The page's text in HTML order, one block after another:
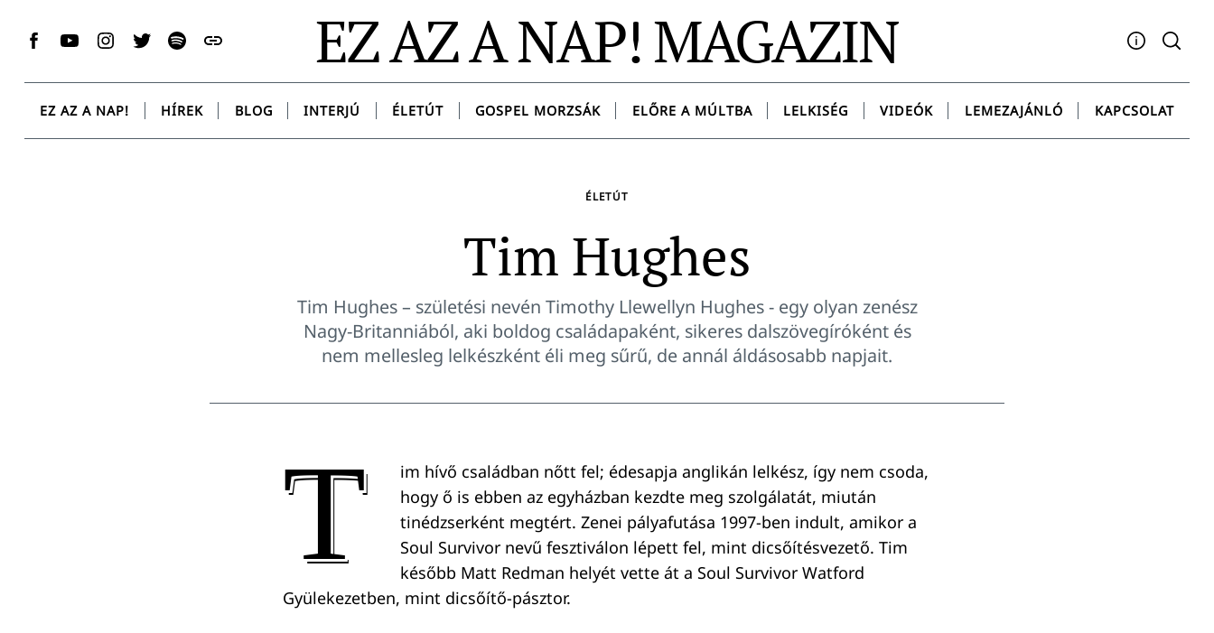
Facebook
YouTubeInstagram
TwitterSpotifyMessenger EZ AZ A NAP! MAGAZIN
Facebook
YouTubeInstagram
TwitterSpotify
EZ AZ A NAP! HÍREK BLOG INTERJÚ ÉLETÚT GOSPEL MORZSÁK ELŐRE A MÚLTBA LELKISÉG VIDEÓK LEMEZAJÁNLÓ KAPCSOLAT
ÉLETÚT
Tim Hughes
Tim Hughes – születési nevén Timothy Llewellyn Hughes - egy olyan zenész
Nagy-Britanniából, aki boldog családapaként, sikeres dalszövegíróként és
nem mellesleg lelkészként éli meg sűrű, de annál áldásosabb napjait.
T
im hívő családban nőtt fel; édesapja anglikán lelkész, így nem csoda,
hogy ő is ebben az egyházban kezdte meg szolgálatát, miután
tinédzserként megtért. Zenei pályafutása 1997-ben indult, amikor a
Soul Survivor nevű fesztiválon lépett fel, mint dicsőítésvezető. Tim
később Matt Redman helyét vette át a Soul Survivor Watford
Gyülekezetben, mint dicsőítő-pásztor.